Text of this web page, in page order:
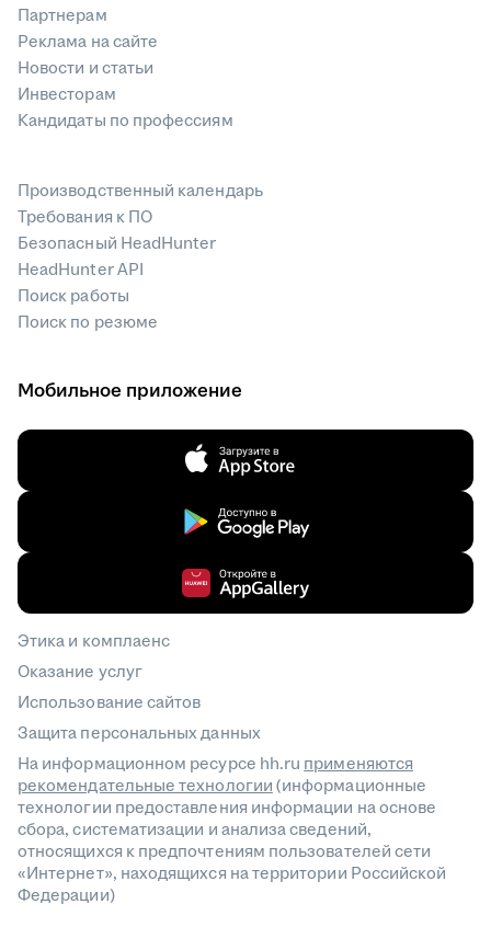
Партнерам
Реклама на сайте
Новости и статьи
Инвесторам
Кандидаты по профессиям
Производственный календарь
Требования к ПО
Безопасный HeadHunter
HeadHunter API
Поиск работы
Поиск по резюме
Мобильное приложение
Этика и комплаенс
Оказание услуг
Использование сайтов
Защита персональных данных
На информационном ресурсе hh.ru применяются
рекомендательные технологии(информационные
технологии предоставления информации на основе
сбора, систематизации и анализа сведений,
относящихся к предпочтениям пользователей сети
«Интернет», находящихся на территории Российской
Федерации)